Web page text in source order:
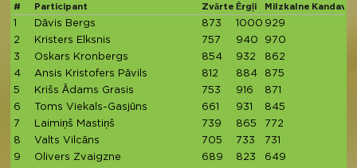
# Participant Zvārte Ērgļi Milzkalne Kandava
1 Dāvis Bergs 873 1000 929
2
Kristers Elksnis 757 940 970
3
Oskars Kronbergs 854 932 862
4
Ansis Kristofers Pāvils 812 884 875
5
Krišs Ādams Grasis 753 916 871
6
Toms Viekals-Gasjūns 661 931 845
7
Laimiņš Mastiņš 739 865 772
8
Valts Vilcāns 705 733 731
9
Olivers Zvaigzne 689 823 649